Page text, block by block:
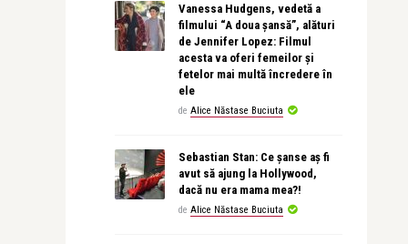
Vanessa Hudgens, vedetă a
filmului “A doua șansă”, alături
de Jennifer Lopez: Filmul
acesta va oferi femeilor și
fetelor mai multă încredere în
ele
de Alice Năstase Buciuta
Sebastian Stan: Ce șanse aș fi
avut să ajung la Hollywood,
dacă nu era mama mea?!
de Alice Năstase Buciuta